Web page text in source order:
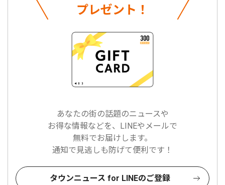
プレゼント！
あなたの街の話題のニュースや
お得な情報などを、LINEやメールで
無料でお届けします。
通知で見逃しも防げて便利です！
タウンニュース for LINEのご登録